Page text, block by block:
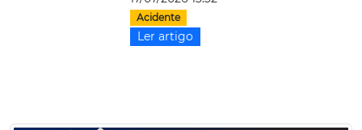
Acidente
Ler artigo